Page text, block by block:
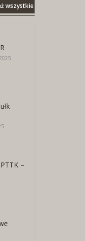
wszystkie
–